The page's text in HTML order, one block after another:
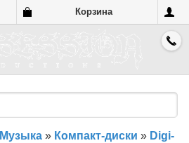
Корзина
Музыка » Компакт-диски » Digi-